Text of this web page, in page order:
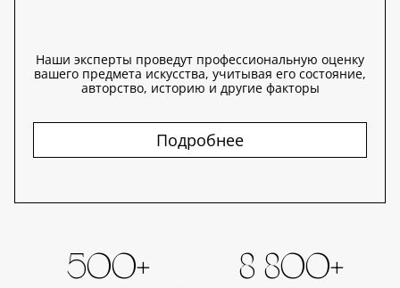
Наши эксперты проведут профессиональную оценку
вашего предмета искусства, учитывая его состояние,
авторство, историю и другие факторы
Подробнее
500+ 8 800+